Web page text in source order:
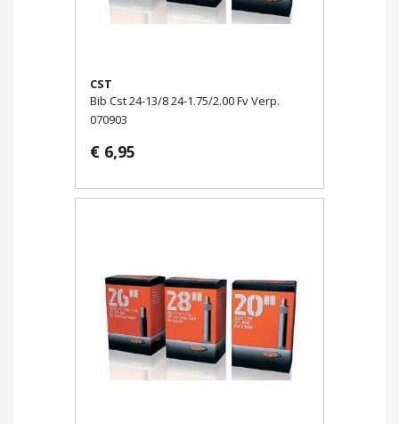
CST
Bib Cst 24-13/8 24-1.75/2.00 Fv Verp.
070903
€ 6,95